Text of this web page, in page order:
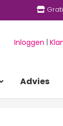
Inloggen
Advies